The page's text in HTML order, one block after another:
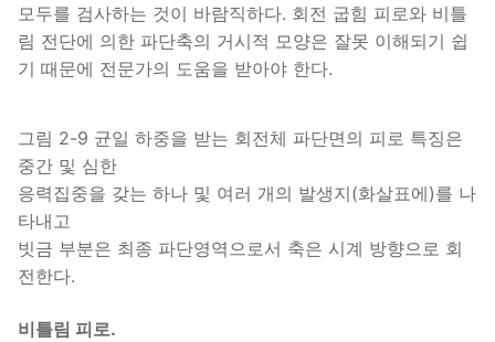
모두를 검사하는 것이 바람직하다. 회전 굽힘 피로와 비틀
림 전단에 의한 파단축의 거시적 모양은 잘못 이해되기 쉽
기 때문에 전문가의 도움을 받아야 한다.
그림 2-9 균일 하중을 받는 회전체 파단면의 피로 특징은
중간 및 심한
응력집중을 갖는 하나 및 여러 개의 발생지(화살표에)를 나
타내고
빗금 부분은 최종 파단영역으로서 축은 시계 방향으로 회
전한다.
비틀림 피로.